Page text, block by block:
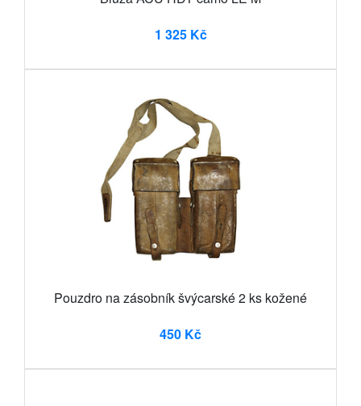
1 325 Kč
Pouzdro na zásobník švýcarské 2 ks kožené
450 Kč